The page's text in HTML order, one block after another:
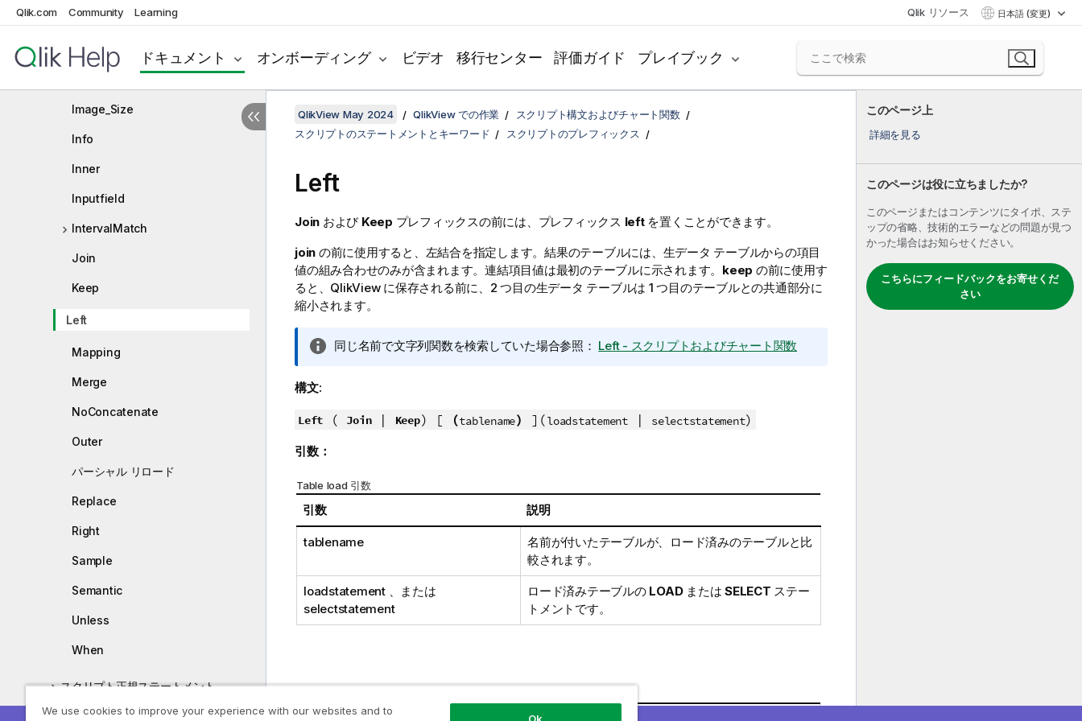
Qlik.com Community Learning Qlik リソース 日本語 (変更)
ドキュメント オンボーディング ビデオ 移行センター 評価ガイド プレイブック
Generic
Hierarchy
Image_Size
Info
Inner
Inputfield
IntervalMatch
Join
Keep
Left
Mapping
Merge
NoConcatenate
Outer
パーシャル リロード
Replace
Right
Sample
Semantic
Unless
When
スクリプト正規ステートメント
スクリプト変数
このページ上
詳細を見る
このページは役に立ちましたか?
このページまたはコンテンツにタイポ、ステ
ップの省略、技術的エラーなどの問題が見つ
かった場合はお知らせください。
こちらにフィードバックをお寄せくだ
さい
QlikView May 2024 QlikView での作業
スクリプト構文およびチャート関数
スクリプトのステートメントとキーワード
スクリプトのプレフィックス
Left
Join および Keep プレフィックスの前には、プレフィックス leftを置くことができます。
join の前に使用すると、左結合を指定します。結果のテーブルには、生データ テーブルからの項目
値の組み合わせのみが含まれます。連結項目値は最初のテーブルに示されます。 keep の前に使用す
ると、 QlikViewに保存される前に、2 つ目の生データ テーブルは 1 つ目のテーブルとの共通部分に
縮小されます。
情
同じ名前で文字列関数を検索していた場合参照： Left - スクリプトおよびチャート関数
構文:
Left ( Join| Keep) [ (tablename) ](loadstatement| selectstatement)
引数：
Table load 引数
引数 説明
tablename
名前が付いたテーブルが、ロード済みのテーブルと比
較されます。
loadstatement、または
selectstatement
ロード済みテーブルの LOADまたは SELECT ステー
トメントです。
We use cookies to improve your experience with our websites and to